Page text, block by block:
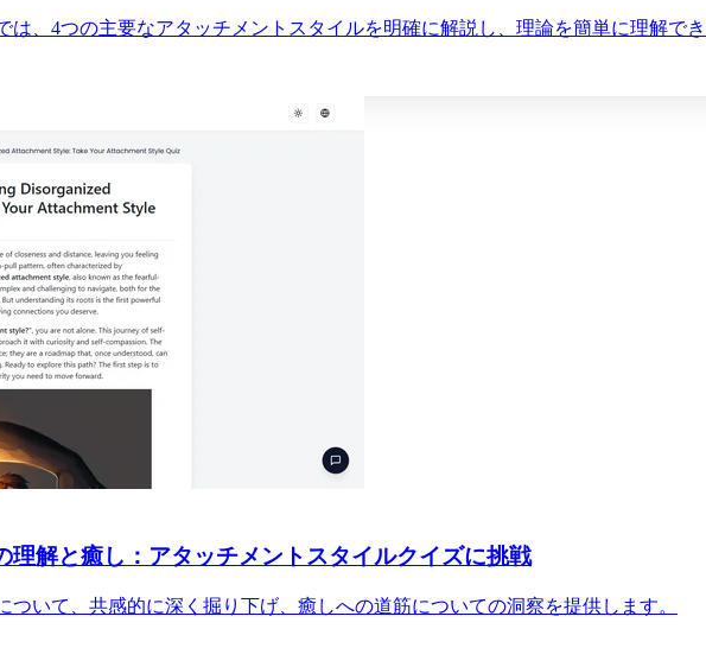
、4つの主要なアタッチメントスタイルを明確に解説し、理論を簡単に理解でき
理解と癒し：アタッチメントスタイルクイズに挑戦
いて、共感的に深く掘り下げ、癒しへの道筋についての洞察を提供します。